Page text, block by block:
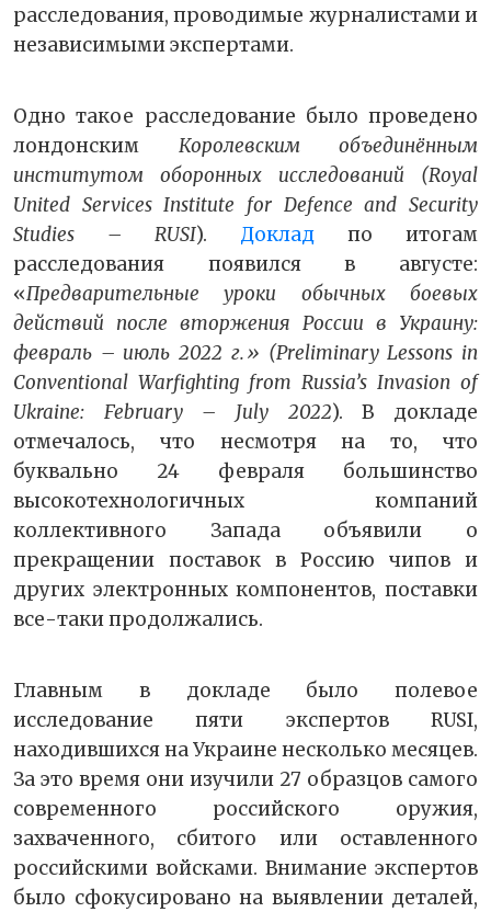
расследования, проводимые журналистами и
независимыми экспертами.
Одно такое расследование было проведено
лондонским Королевским объединённым
институтом оборонных исследований (Royal
United Services Institute for Defence and Security
Studies – RUSI). Доклад по итогам
расследования появился в августе:
«Предварительные уроки обычных боевых
действий после вторжения России в Украину:
февраль – июль 2022 г.» (Preliminary Lessons in
Conventional Warfighting from Russia’s Invasion of
Ukraine: February – July 2022). В докладе
отмечалось, что несмотря на то, что
буквально 24 февраля большинство
высокотехнологичных компаний
коллективного Запада объявили о
прекращении поставок в Россию чипов и
других электронных компонентов, поставки
все-таки продолжались.
Главным в докладе было полевое
исследование пяти экспертов RUSI,
находившихся на Украине несколько месяцев.
За это время они изучили 27 образцов самого
современного российского оружия,
захваченного, сбитого или оставленного
российскими войсками. Внимание экспертов
было сфокусировано на выявлении деталей,